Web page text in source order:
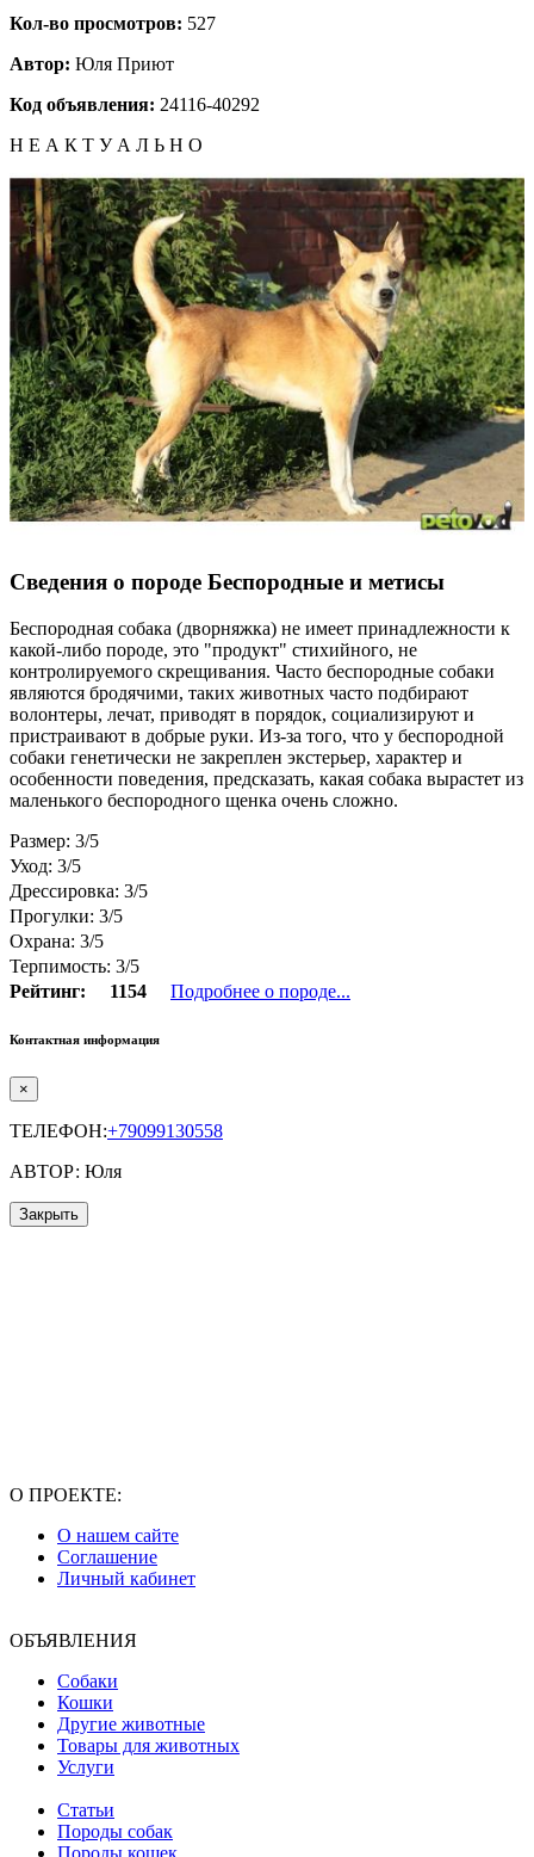
Кол-во просмотров: 527
Автор: Юля Приют
Код объявления: 24116-40292
Н Е А К Т У А Л Ь Н О
Сведения о породе Бeспородные и метисы
Беспородная собака (дворняжка) не имеет принадлежности к
какой-либо породе, это "продукт" стихийного, не
контролируемого скрещивания. Часто беспородные собаки
являются бродячими, таких животных часто подбирают
волонтеры, лечат, приводят в порядок, социализируют и
пристраивают в добрые руки. Из-за того, что у беспородной
собаки генетически не закреплен экстерьер, характер и
особенности поведения, предсказать, какая собака вырастет из
маленького беспородного щенка очень сложно.
Размер: 3/5
Уход: 3/5
Дрессировка: 3/5
Прогулки: 3/5
Охрана: 3/5
Терпимость: 3/5
Рейтинг:
1154 Подробнее о породе...
Контактная информация
×
ТЕЛЕФОН:+79099130558
АВТОР: Юля
Закрыть
О ПРОЕКТЕ:
О нашем сайте
Соглашение
Личный кабинет
ОБЪЯВЛЕНИЯ
Собаки
Кошки
Другие животные
Товары для животных
Услуги
Статьи
Породы собак
Породы кошек